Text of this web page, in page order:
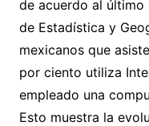
de acuerdo al
de Estadística y
mexicanos que
por ciento utiliza
empleado una
Esto muestra la